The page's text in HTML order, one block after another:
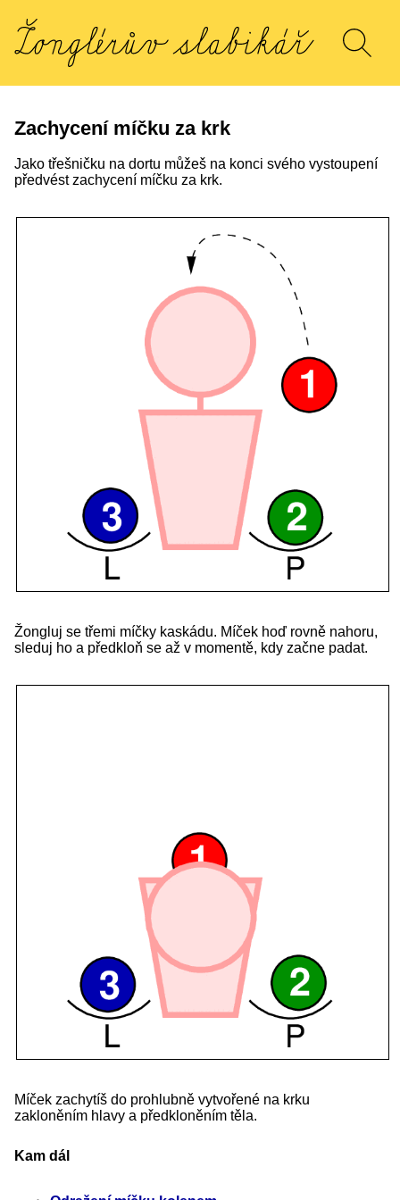
Zachycení míčku za krk
Jako třešničku na dortu můžeš na konci svého vystoupení
předvést zachycení míčku za krk.
Žongluj se třemi míčky kaskádu. Míček hoď rovně nahoru,
sleduj ho a předkloň se až v momentě, kdy začne padat.
Míček zachytíš do prohlubně vytvořené na krku
zakloněním hlavy a předkloněním těla.
Kam dál